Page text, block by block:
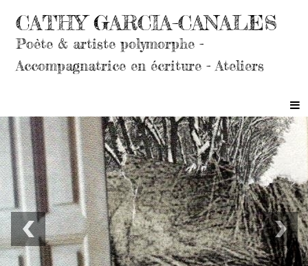
CATHY GARCIA-CANALES
Poète & artiste polymorphe -
Accompagnatrice en écriture - Ateliers